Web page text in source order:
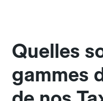
Quelles
gammes